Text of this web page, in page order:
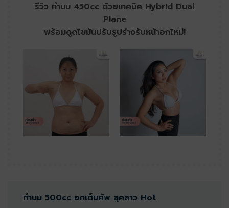
รีวิว ทำนม 450cc ด้วยเทคนิค Hybrid Dual
Plane
พร้อมดูดไขมันปรับรูปร่างรับหน้าอกใหม่!
ทำนม 500cc อกเต็มคัพ ลุคสาว Hot